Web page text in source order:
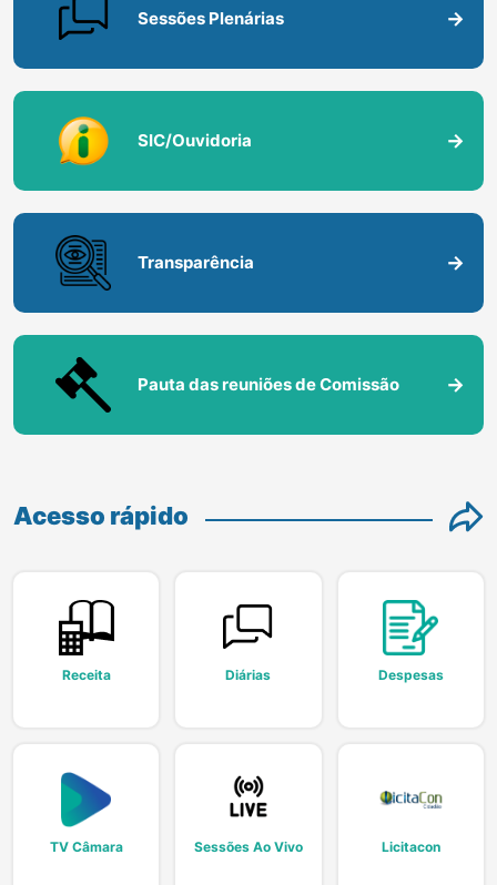
Sessões Plenárias
SIC/Ouvidoria
Transparência
Pauta das reuniões de Comissão
Acesso rápido
Receita Diárias Despesas
TV Câmara Sessões Ao Vivo Licitacon